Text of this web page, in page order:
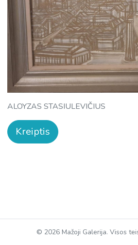
ALOYZAS STASIULEVIČIUS
Kreiptis
© 2026 Mažoji Galerija. Visos